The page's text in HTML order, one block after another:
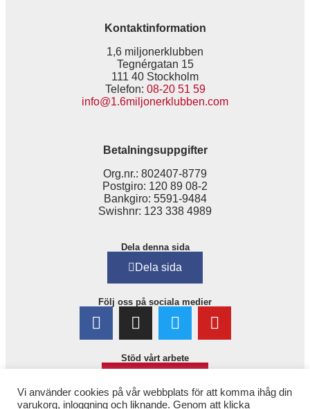
Kontaktinformation
1,6 miljonerklubben
Tegnérgatan 15
111 40 Stockholm
Telefon: 08-20 51 59
info@1.6miljonerklubben.com
Betalningsuppgifter
Org.nr.: 802407-8779
Postgiro: 120 89 08-2
Bankgiro: 5591-9484
Swishnr: 123 338 4989
Dela denna sida
Dela sida
Följ oss på sociala medier
Stöd vårt arbete
Vi använder cookies på vår webbplats för att komma ihåg din
varukorg, inloggning och liknande. Genom att klicka